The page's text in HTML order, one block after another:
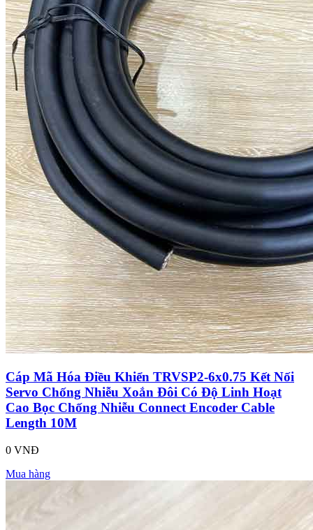
Cáp Mã Hóa Điều Khiển TRVSP2-6x0.75 Kết Nối
Servo Chống Nhiễu Xoắn Đôi Có Độ Linh Hoạt
Cao Bọc Chống Nhiễu Connect Encoder Cable
Length 10M
0 VNĐ
Mua hàng